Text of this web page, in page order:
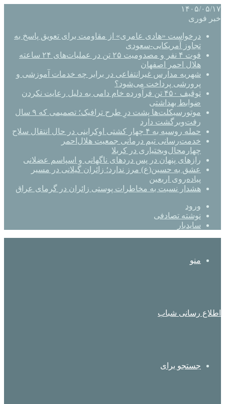
۱۴۰۵/۰۵/۱۷
خبر فوری
درخواست «هادی عامری» از مقاومت برای تعویق پاسخ به
تجاوز آمریکایی-سعودی
فوت ۴ نفر و مصدومیت ۲۵ تن در عملیات‌های ۲۴ ساعته
هلال احمر اصفهان
شهریه مدارس غیرانتفاعی در برابر چه خدمات آموزشی و
پرورشی پرداخت می‌شود؟
توقیف ۴۵۰ تن فرآورده خام دامی به دلیل رعایت نکردن
ضوابط بهداشتی
موتورسیکلت‌ها پشت درِ طرح ترافیک؛ تصمیمی که ۹ سال
رفت‌وبرگشت دارد
حمله روسیه به ۴ چهار کشتی اوکراینی در حال انتقال سلاح
خدمت‌رسانی تیم درمانی جمعیت هلال‌احمر
چهارمحال‌وبختیاری در کربلا
رازهای پنهان در پس دردهای ناگهانی و اسپاسم عضلانی
عشق به حسین(ع) مرز ندارد؛ زائران گیلانی در مسیر
پیاده‌روی اربعین
هشدار نسبت به مخاطرات پوستی زائران در گرمای عراق
ورود
نوشته تصادفی
سایدبار
منو
اطلاع رسانی شباب
جستجو برای